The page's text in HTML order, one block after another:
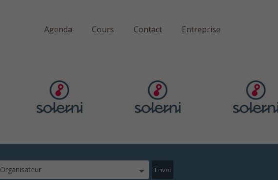
Agenda Cours Contact Entreprise
Organisateur